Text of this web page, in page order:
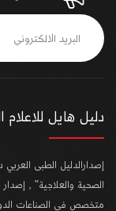
دليل هايل للاعلام
إصدارالدليل الطبى
الصحية والعلاجية" ,
متخصص فى الصناعات